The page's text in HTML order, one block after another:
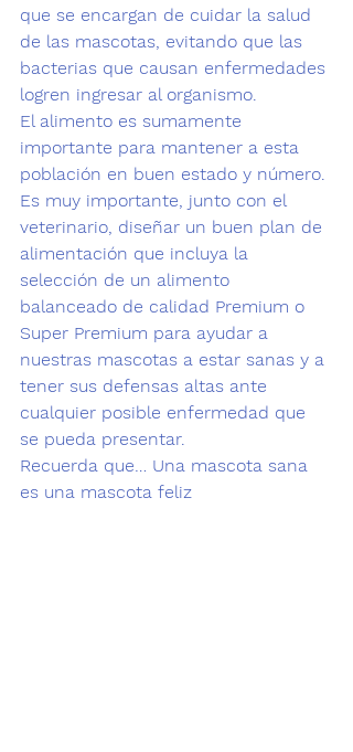
que se encargan de cuidar la salud
de las mascotas, evitando que las
bacterias que causan enfermedades
logren ingresar al organismo.
El alimento es sumamente
importante para mantener a esta
población en buen estado y número.
Es muy importante, junto con el
veterinario, diseñar un buen plan de
alimentación que incluya la
selección de un alimento
balanceado de calidad Premium o
Super Premium para ayudar a
nuestras mascotas a estar sanas y a
tener sus defensas altas ante
cualquier posible enfermedad que
se pueda presentar.
Recuerda que… Una mascota sana
es una mascota feliz